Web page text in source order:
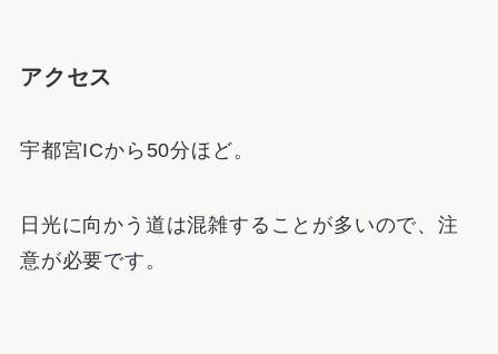
アクセス
宇都宮ICから50分ほど。
日光に向かう道は混雑することが多いので、注
意が必要です。